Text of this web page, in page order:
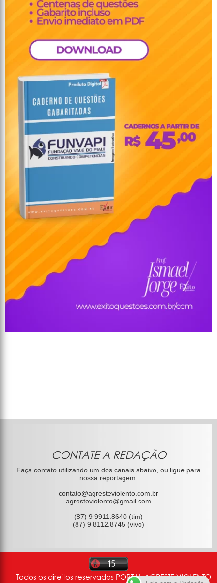
CONTATE A REDAÇÃO
Faça contato utilizando um dos canais abaixo, ou ligue para
nossa reportagem.
contato@agresteviolento.com.br
agresteviolento@gmail.com
(87) 9 9911.8640 (tim)
(87) 9 8112.8745 (vivo)
Todos os direitos reservados PORTAL AGRESTE VIOLENTO